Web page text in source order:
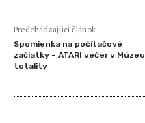
Predchádzajúci článok
Spomienka na počítačové
začiatky – ATARI večer v Múzeu
totality